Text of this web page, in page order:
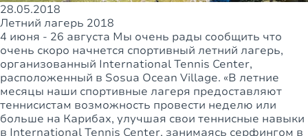
28.05.2018
Летний лагерь 2018
4 июня - 26 августа Мы очень рады сообщить что
очень скоро начнется спортивный летний лагерь,
организованный International Tennis Center,
расположенный в Sosua Ocean Village. «В летние
месяцы наши спортивные лагеря предоставляют
теннисистам возможность провести неделю или
больше на Карибах, улучшая свои теннисные навыки
в International Tennis Center, занимаясь серфингом в